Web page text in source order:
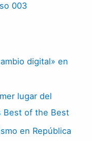
003
digital» en
lugar del
Best of the Best
en República